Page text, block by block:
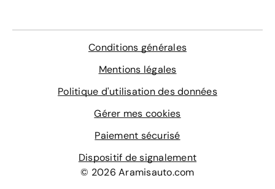
Conditions générales
Mentions légales
Politique d'utilisation des données
Gérer mes cookies
Paiement sécurisé
Dispositif de signalement
© 2026 Aramisauto.com